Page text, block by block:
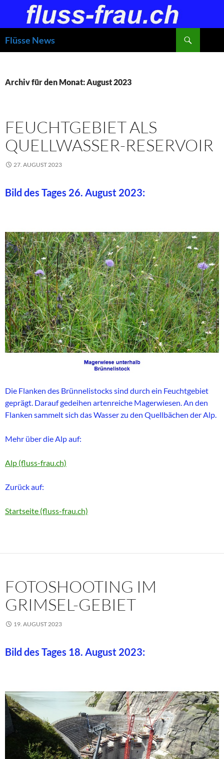
springen
Flüsse News
Archiv für den Monat: August 2023
FEUCHTGEBIET ALS
QUELLWASSER-RESERVOIR
27. AUGUST 2023
Bild des Tages 26. August 2023:
Die Flanken des Brünnelistocks sind durch ein Feuchtgebiet
geprägt. Darauf gedeihen artenreiche Magerwiesen. An den
Flanken sammelt sich das Wasser zu den Quellbächen der Alp.
Mehr über die Alp auf:
Alp (fluss-frau.ch)
Zurück auf:
Startseite (fluss-frau.ch)
FOTOSHOOTING IM
GRIMSEL-GEBIET
19. AUGUST 2023
Bild des Tages 18. August 2023: